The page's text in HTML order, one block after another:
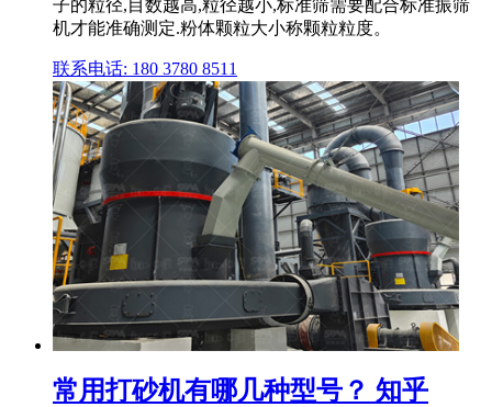
子的粒径,目数越高,粒径越小,标准筛需要配合标准振筛
机才能准确测定.粉体颗粒大小称颗粒粒度。
联系电话: 180 3780 8511
常用打砂机有哪几种型号？ 知乎